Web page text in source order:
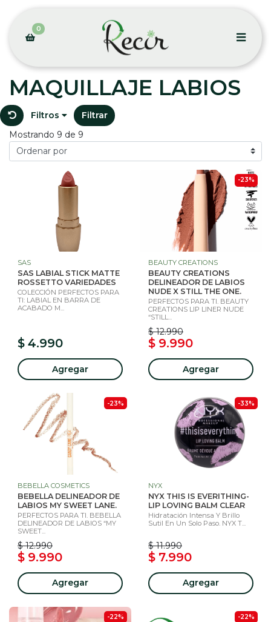
0
MAQUILLAJE LABIOS
Filtros
Filtrar
Mostrando 9 de 9
SAS
SAS LABIAL STICK MATTE
ROSSETTO VARIEDADES
COLECCIÓN PERFECTOS PARA
TI: LABIAL EN BARRA DE
ACABADO M...
$ 4.990
Agregar
-23%
BEAUTY CREATIONS
BEAUTY CREATIONS
DELINEADOR DE LABIOS
NUDE X STILL THE ONE.
PERFECTOS PARA TI. BEAUTY
CREATIONS LIP LINER NUDE
“STILL...
$ 12.990
$ 9.990
Agregar
-23%
BEBELLA COSMETICS
BEBELLA DELINEADOR DE
LABIOS MY SWEET LANE.
PERFECTOS PARA TI. BEBELLA
DELINEADOR DE LABIOS “MY
SWEET...
$ 12.990
$ 9.990
Agregar
-33%
NYX
NYX THIS IS EVERITHING-
LIP LOVING BALM CLEAR
Hidratación Intensa Y Brillo
Sutil En Un Solo Paso. NYX T...
$ 11.990
$ 7.990
Agregar
-22% -22%